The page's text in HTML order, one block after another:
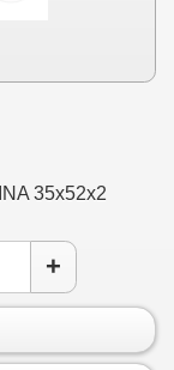
35x52x2
+